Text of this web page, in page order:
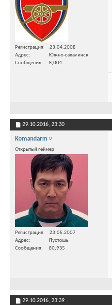
Регистрация
23.04.2008
Адрес
Южно-сахалинск
Сообщения
8,004
29.10.2016, 23:30
Komandarm
Открытый геймер
Регистрация
23.05.2007
Адрес
Пустошь
Сообщения
80,935
29.10.2016, 23:39